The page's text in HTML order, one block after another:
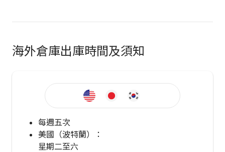
海外倉庫出庫時間及須知
每週五次
美國（波特蘭）：
星期二至六